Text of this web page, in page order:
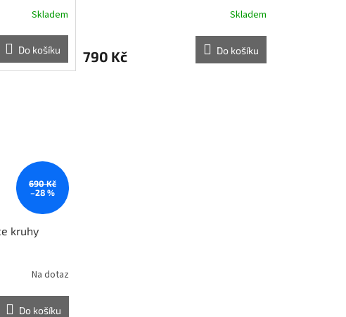
Skladem
Do košíku
Skladem
790 Kč Do košíku
690 Kč
–28 %
kruhy
Na dotaz
Do košíku